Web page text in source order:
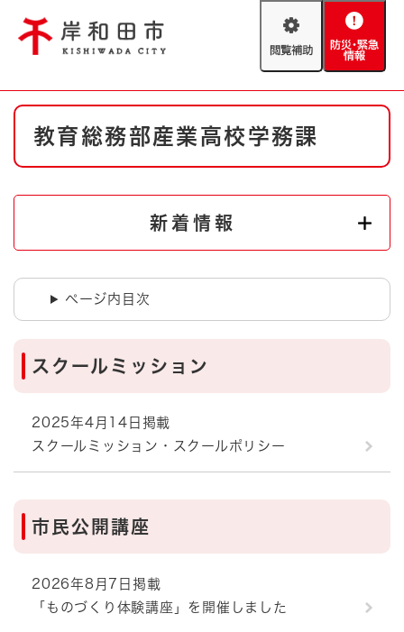
閲
助
防
緊
やさしい日本語
拡大
とじる
防災・緊急情報 救急・消防
ハザードマップ AED設置箇所
本
教育総務部産業高校学務課
新着情報
ページ内目次
スクールミッション
2025年4月14日掲載
スクールミッション・スクールポリシー
市民公開講座
2026年8月7日掲載
「ものづくり体験講座」を開催しました